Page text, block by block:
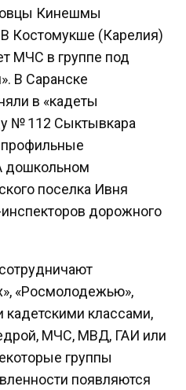
Кинешмы
Костомукше (Карелия)
МЧС в группе под
В Саранске
в «кадеты
№ 112 Сыктывкара
дошкольном
поселка Ивня
дорожного
«Росмолодежью»,
классами,
МЧС, МВД, ГАИ или
группы
появляются